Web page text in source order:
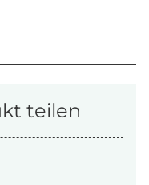
teilen